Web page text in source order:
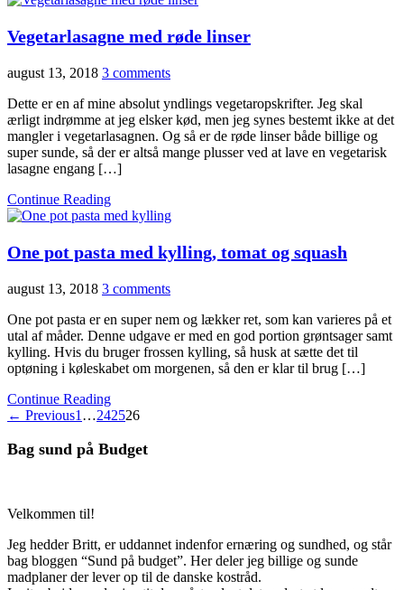
Vegetarlasagne med røde linser
august 13, 2018 3 comments
Dette er en af mine absolut yndlings vegetaropskrifter. Jeg skal
ærligt indrømme at jeg elsker kød, men jeg synes bestemt ikke at det
mangler i vegetarlasagnen. Og så er de røde linser både billige og
super sunde, så der er altså mange plusser ved at lave en vegetarisk
lasagne engang […]
Continue Reading
One pot pasta med kylling, tomat og squash
august 13, 2018 3 comments
One pot pasta er en super nem og lækker ret, som kan varieres på et
utal af måder. Denne udgave er med en god portion grøntsager samt
kylling. Hvis du bruger frossen kylling, så husk at sætte det til
optøning i køleskabet om morgenen, så den er klar til brug […]
Continue Reading
← Previous1 …242526
Bag sund på Budget
Velkommen til!
Jeg hedder Britt, er uddannet indenfor ernæring og sundhed, og står
bag bloggen “Sund på budget”. Her deler jeg billige og sunde
madplaner der lever op til de danske kostråd.